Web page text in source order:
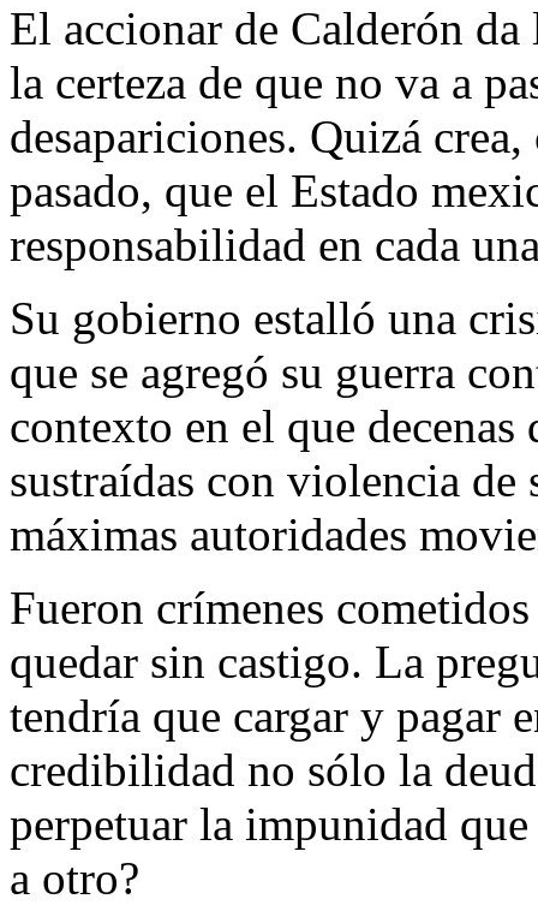
El accionar de Calderón
la certeza de que no va a
desapariciones. Quizá
pasado, que el Estado
responsabilidad en cada
Su gobierno estalló una
que se agregó su guerra
contexto en el que
sustraídas con violencia
máximas autoridades
Fueron crímenes
quedar sin castigo. La
tendría que cargar y pagar
credibilidad no sólo la
perpetuar la impunidad
a otro?